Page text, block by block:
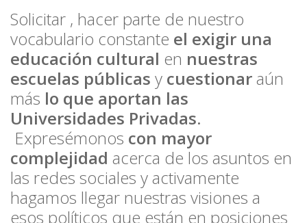
Solicitar , hacer parte de nuestro
vocabulario constante el exigir una
educación cultural en nuestras
escuelas públicas y cuestionaraún
más lo que aportan las
Universidades Privadas.
Expresémonos con mayor
complejidad acerca de los asuntos en
las redes sociales y activamente
hagamos llegar nuestras visiones a
esos políticos que están en posiciones